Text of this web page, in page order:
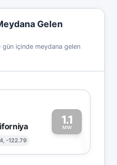
Gelen
gün içinde meydana gelen
-122.79
1.1
MW1